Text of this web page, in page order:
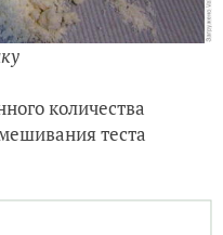
количества
теста